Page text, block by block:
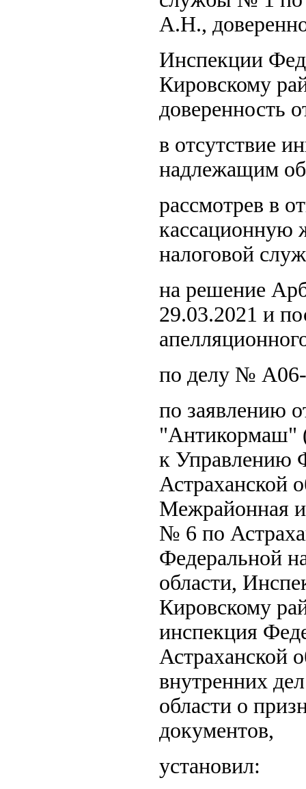
А.Н.,
Инспекции
Кировскому
доверенность
в отсутствие
надлежащим
рассмотрев в
кассационную
налоговой
на решение
29.03.2021 и
по делу №
по заявлению
"Антикормаш"
к Управлению
Астраханской
Межрайонная
№ 6 по
Федеральной
области,
Кировскому
инспекция
Астраханской
внутренних
области о
документов,
установил: